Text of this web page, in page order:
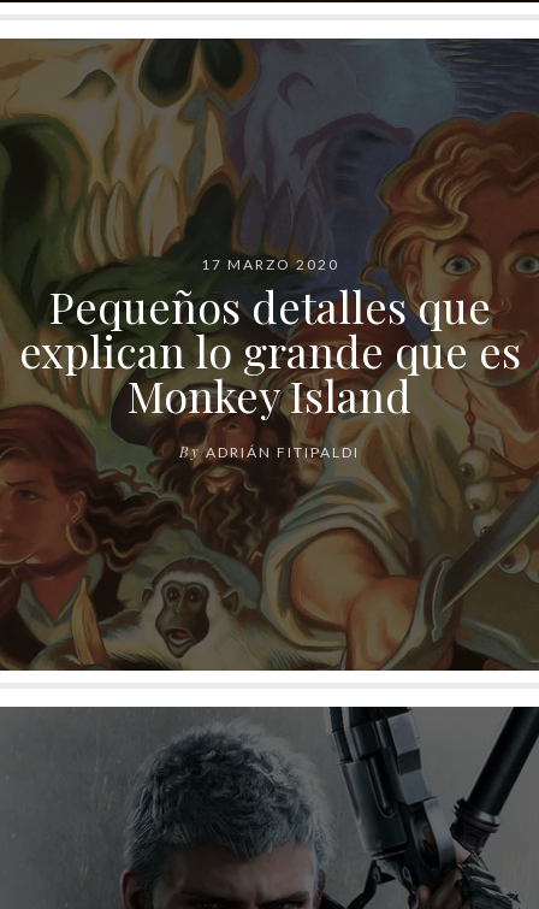
17 MARZO 2020
Pequeños detalles que
explican lo grande que es
Monkey Island
By ADRIÁN FITIPALDI